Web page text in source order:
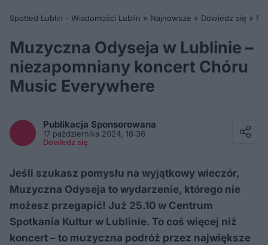
Spotted Lublin - Wiadomości Lublin » Najnowsze » Dowiedz się »
Muzyczna Odyseja w Lublinie –
niezapomniany koncert Chóru
Music Everywhere
Publikacja Sponsorowana
17 października 2024, 18:36
Dowiedz się
Jeśli szukasz pomysłu na wyjątkowy wieczór,
Muzyczna Odyseja to wydarzenie, którego nie
możesz przegapić! Już 25.10 w Centrum
Spotkania Kultur w Lublinie. To coś więcej niż
koncert – to muzyczna podróż przez największe